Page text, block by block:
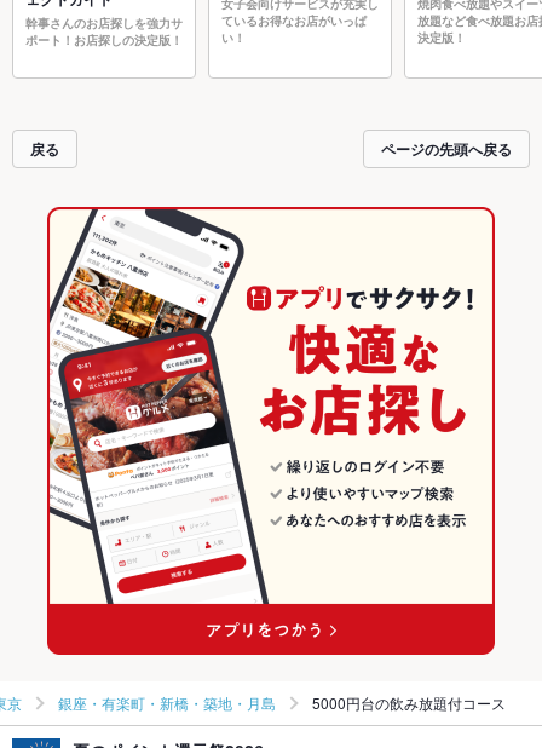
幹事さんのお店探しを強力サ
ポート！お店探しの決定版！
女子会向けサービスが充実し
ているお得なお店がいっぱ
い！
焼肉食べ放題やスイー
放題など食べ放題お店
決定版！
戻る ページの先頭へ戻る
京 銀座・有楽町・新橋・築地・月島 5000円台の飲み放題付コース